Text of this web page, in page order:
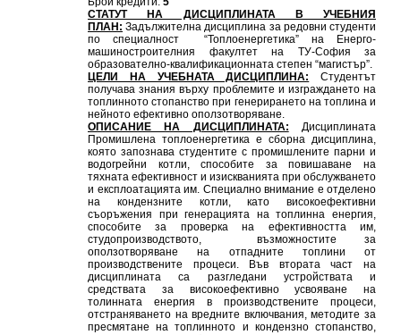
СТАТУТ НА ДИСЦИПЛИНАТА В УЧЕБНИЯ
ПЛАН: Задължителна дисциплина за редовни студенти
по специалност “Топлоенергетика” на Енерго-
машиностроителния факултет на ТУ-София за
образователно-квалификационната степен “магистър”.
ЦЕЛИ НА УЧЕБНАТА ДИСЦИПЛИНА: Студентът
получава знания върху проблемите и изграждането на
топлинното стопанство при генерирането на топлина и
нейното ефективно оползотворяване.
ОПИСАНИЕ НА ДИСЦИПЛИНАТА: Дисциплината
Промишлена топлоенергетика е сборна дисциплина,
която запознава студентите с промишлените парни и
водогрейни котли, способите за повишаване на
тяхната ефективност и изискванията при обслужването
и експлоатацията им. Специално внимание е отделено
на кондензните котли, като високоефективни
съоръжения при генерацията на топлинна енергия,
способите за проверка на ефективността им,
студопроизводството, възможностите за
оползотворяване на отпадните топлини от
производствените процеси. Във втората част на
дисциплината са разгледани устройствата и
средствата за високоефективно усвояване на
толинната енергия в производствените процеси,
отстраняването на вредните включвания, методите за
пресмятане на топлинното и кондензно стопанство,